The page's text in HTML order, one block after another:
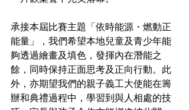
承接本屆比賽主題「依時能源・燃動正
能量」，我們希望本地兒童及青少年能
夠透過繪畫及填色，發揮內在潛能之
餘，同時保持正面思考及正向行動。此
外，亦期望我們的親子義工大使能在籌
辦和典禮過程中，學習到與人相處的技